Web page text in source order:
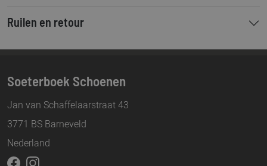
Ruilen en retour
Soeterboek Schoenen
Jan van Schaffelaarstraat 43
3771 BS Barneveld
Nederland